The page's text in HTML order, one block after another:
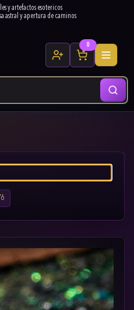
y artefactos esotericos
astral y apertura de caminos
0